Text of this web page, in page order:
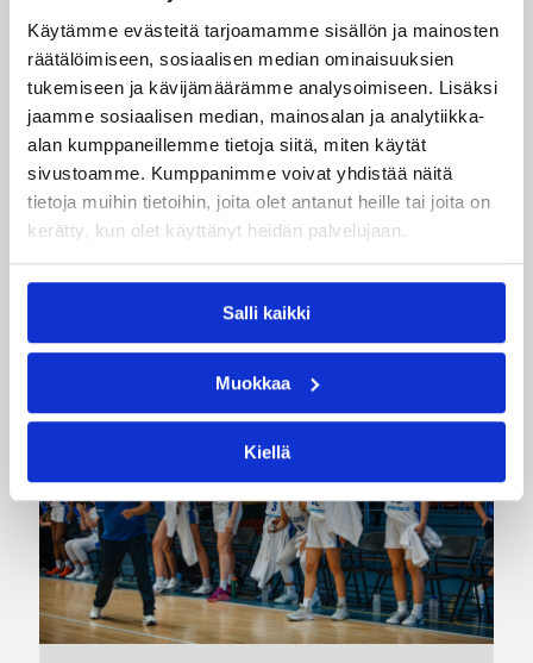
Käytämme evästeitä tarjoamamme sisällön ja mainosten
räätälöimiseen, sosiaalisen median ominaisuuksien
tukemiseen ja kävijämäärämme analysoimiseen. Lisäksi
jaamme sosiaalisen median, mainosalan ja analytiikka-
alan kumppaneillemme tietoja siitä, miten käytät
sivustoamme. Kumppanimme voivat yhdistää näitä
tietoja muihin tietoihin, joita olet antanut heille tai joita on
kerätty, kun olet käyttänyt heidän palvelujaan.
Salli kaikki
Muokkaa
Kiellä
Kategoriat
Korisliiga Pääjuttu Sarjat
Katso myös